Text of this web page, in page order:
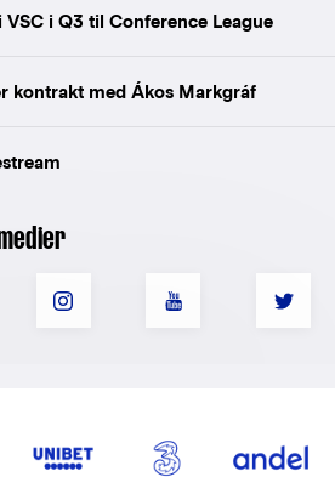
i Q3 til Conference League
kontrakt med Ákos Markgráf